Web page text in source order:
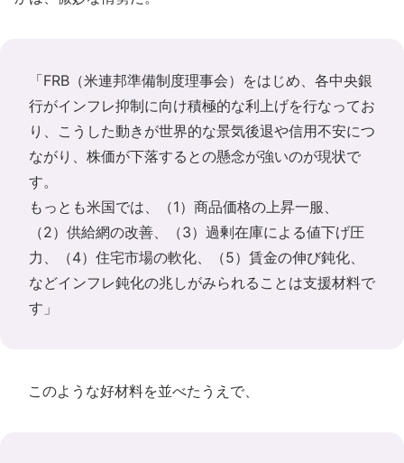
「FRB（米連邦準備制度理事会）をはじめ、各中央銀
行がインフレ抑制に向け積極的な利上げを行なってお
り、こうした動きが世界的な景気後退や信用不安につ
ながり、株価が下落するとの懸念が強いのが現状で
す。
もっとも米国では、（1）商品価格の上昇一服、
（2）供給網の改善、（3）過剰在庫による値下げ圧
力、（4）住宅市場の軟化、（5）賃金の伸び鈍化、
などインフレ鈍化の兆しがみられることは支援材料で
す」
このような好材料を並べたうえで、